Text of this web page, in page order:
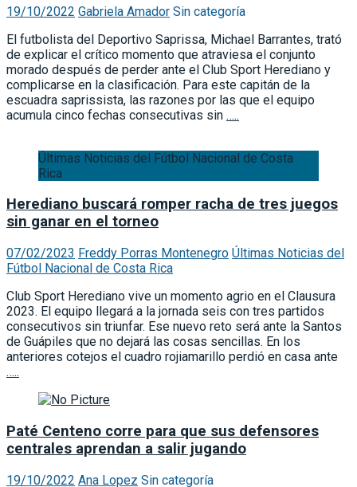
19/10/2022 Gabriela Amador Sin categoría
El futbolista del Deportivo Saprissa, Michael Barrantes, trató
de explicar el crítico momento que atraviesa el conjunto
morado después de perder ante el Club Sport Herediano y
complicarse en la clasificación. Para este capitán de la
escuadra saprissista, las razones por las que el equipo
acumula cinco fechas consecutivas sin …..
Últimas Noticias del Fútbol Nacional de Costa
Rica
Herediano buscará romper racha de tres juegos
sin ganar en el torneo
07/02/2023 Freddy Porras Montenegro Últimas Noticias del
Fútbol Nacional de Costa Rica
Club Sport Herediano vive un momento agrio en el Clausura
2023. El equipo llegará a la jornada seis con tres partidos
consecutivos sin triunfar. Ese nuevo reto será ante la Santos
de Guápiles que no dejará las cosas sencillas. En los
anteriores cotejos el cuadro rojiamarillo perdió en casa ante
…..
Paté Centeno corre para que sus defensores
centrales aprendan a salir jugando
19/10/2022 Ana Lopez Sin categoría